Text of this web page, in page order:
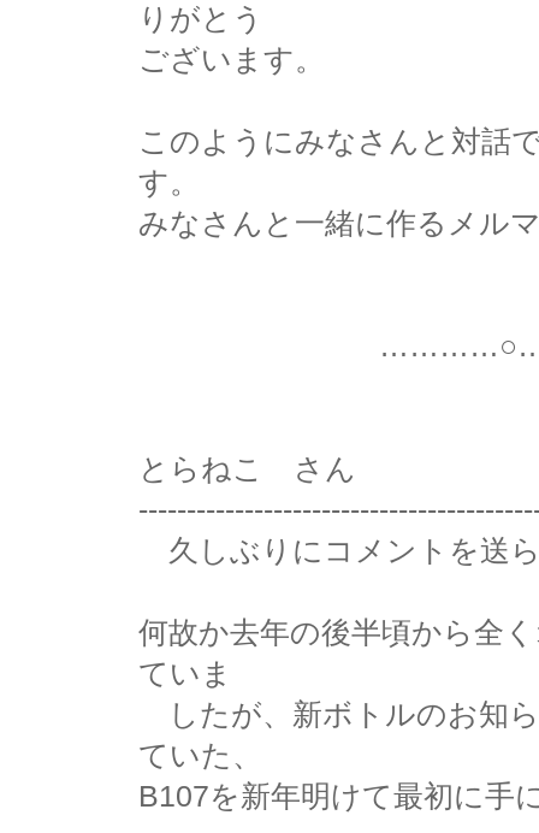
りがとう
ございます。
このようにみなさんと対話
す。
みなさんと一緒に作るメル
とらねこ さん
久しぶりにコメントを送
何故か去年の後半頃から全
ていま
したが、新ボトルのお知
ていた、
B107を新年明けて最初に手